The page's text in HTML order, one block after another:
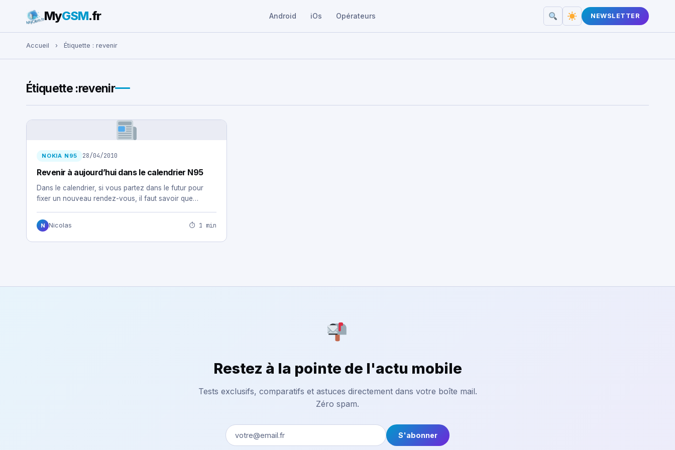
Rechercher :
MyGSM.fr Android iOs Opérateurs NEWSLETTER
Accueil › Étiquette : revenir
Étiquette :revenir
NOKIA N95 28/04/2010
Revenir à aujourd’hui dans le calendrier N95
Dans le calendrier, si vous partez dans le futur pour
fixer un nouveau rendez-vous, il faut savoir que…
N Nicolas ⏱ 1 min
Restez à la pointe de l'actu mobile
Tests exclusifs, comparatifs et astuces directement dans votre boîte mail.
Zéro spam.
S'abonner